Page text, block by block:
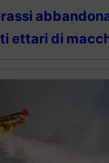
ettari di